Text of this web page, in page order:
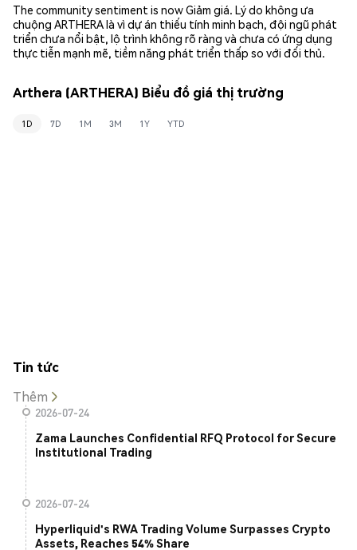
The community sentiment is now Giảm giá. Lý do không ưa
chuộng ARTHERA là vì dự án thiếu tính minh bạch, đội ngũ phát
triển chưa nổi bật, lộ trình không rõ ràng và chưa có ứng dụng
thực tiễn mạnh mẽ, tiềm năng phát triển thấp so với đối thủ.
Arthera (ARTHERA) Biểu đồ giá thị trường
1D 7D 1M 3M 1Y YTD
Tin tức
Thêm
2026-07-24
Zama Launches Confidential RFQ Protocol for Secure
Institutional Trading
2026-07-24
Hyperliquid's RWA Trading Volume Surpasses Crypto
Assets, Reaches 54% Share